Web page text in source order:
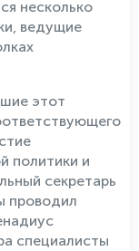
несколько
ведущие
этот
политики и
секретарь
проводил
специалисты